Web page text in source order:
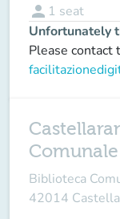
person 1 seat
Unfortunately
Please
Biblioteca
42014